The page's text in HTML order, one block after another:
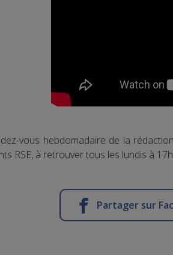
vous hebdomadaire de la
RSE, à retrouver tous les lundis à
Partager sur